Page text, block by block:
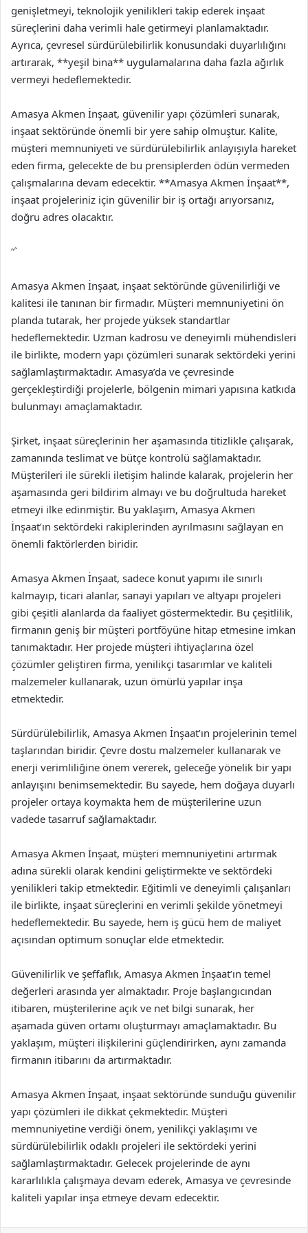
genişletmeyi, teknolojik yenilikleri takip ederek inşaat
süreçlerini daha verimli hale getirmeyi planlamaktadır.
Ayrıca, çevresel sürdürülebilirlik konusundaki duyarlılığını
artırarak, **yeşil bina** uygulamalarına daha fazla ağırlık
vermeyi hedeflemektedir.
Amasya Akmen İnşaat, güvenilir yapı çözümleri sunarak,
inşaat sektöründe önemli bir yere sahip olmuştur. Kalite,
müşteri memnuniyeti ve sürdürülebilirlik anlayışıyla hareket
eden firma, gelecekte de bu prensiplerden ödün vermeden
çalışmalarına devam edecektir. **Amasya Akmen İnşaat**,
inşaat projeleriniz için güvenilir bir iş ortağı arıyorsanız,
doğru adres olacaktır.
“`
Amasya Akmen İnşaat, inşaat sektöründe güvenilirliği ve
kalitesi ile tanınan bir firmadır. Müşteri memnuniyetini ön
planda tutarak, her projede yüksek standartlar
hedeflemektedir. Uzman kadrosu ve deneyimli mühendisleri
ile birlikte, modern yapı çözümleri sunarak sektördeki yerini
sağlamlaştırmaktadır. Amasya’da ve çevresinde
gerçekleştirdiği projelerle, bölgenin mimari yapısına katkıda
bulunmayı amaçlamaktadır.
Şirket, inşaat süreçlerinin her aşamasında titizlikle çalışarak,
zamanında teslimat ve bütçe kontrolü sağlamaktadır.
Müşterileri ile sürekli iletişim halinde kalarak, projelerin her
aşamasında geri bildirim almayı ve bu doğrultuda hareket
etmeyi ilke edinmiştir. Bu yaklaşım, Amasya Akmen
İnşaat’ın sektördeki rakiplerinden ayrılmasını sağlayan en
önemli faktörlerden biridir.
Amasya Akmen İnşaat, sadece konut yapımı ile sınırlı
kalmayıp, ticari alanlar, sanayi yapıları ve altyapı projeleri
gibi çeşitli alanlarda da faaliyet göstermektedir. Bu çeşitlilik,
firmanın geniş bir müşteri portföyüne hitap etmesine imkan
tanımaktadır. Her projede müşteri ihtiyaçlarına özel
çözümler geliştiren firma, yenilikçi tasarımlar ve kaliteli
malzemeler kullanarak, uzun ömürlü yapılar inşa
etmektedir.
Sürdürülebilirlik, Amasya Akmen İnşaat’ın projelerinin temel
taşlarından biridir. Çevre dostu malzemeler kullanarak ve
enerji verimliliğine önem vererek, geleceğe yönelik bir yapı
anlayışını benimsemektedir. Bu sayede, hem doğaya duyarlı
projeler ortaya koymakta hem de müşterilerine uzun
vadede tasarruf sağlamaktadır.
Amasya Akmen İnşaat, müşteri memnuniyetini artırmak
adına sürekli olarak kendini geliştirmekte ve sektördeki
yenilikleri takip etmektedir. Eğitimli ve deneyimli çalışanları
ile birlikte, inşaat süreçlerini en verimli şekilde yönetmeyi
hedeflemektedir. Bu sayede, hem iş gücü hem de maliyet
açısından optimum sonuçlar elde etmektedir.
Güvenilirlik ve şeffaflık, Amasya Akmen İnşaat’ın temel
değerleri arasında yer almaktadır. Proje başlangıcından
itibaren, müşterilerine açık ve net bilgi sunarak, her
aşamada güven ortamı oluşturmayı amaçlamaktadır. Bu
yaklaşım, müşteri ilişkilerini güçlendirirken, aynı zamanda
firmanın itibarını da artırmaktadır.
Amasya Akmen İnşaat, inşaat sektöründe sunduğu güvenilir
yapı çözümleri ile dikkat çekmektedir. Müşteri
memnuniyetine verdiği önem, yenilikçi yaklaşımı ve
sürdürülebilirlik odaklı projeleri ile sektördeki yerini
sağlamlaştırmaktadır. Gelecek projelerinde de aynı
kararlılıkla çalışmaya devam ederek, Amasya ve çevresinde
kaliteli yapılar inşa etmeye devam edecektir.